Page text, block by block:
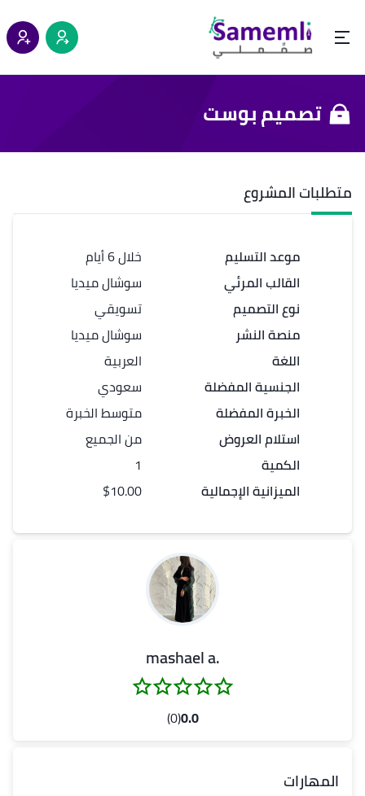
تصميم بوست
متطلبات المشروع
موعد التسليم
القالب المرئي
نوع التصميم
منصة النشر
اللغة
الجنسية المفضلة
الخبرة المفضلة
استلام العروض
الكمية
الميزانية الإجمالية
خلال 6 أيام
سوشال ميديا
تسويقي
سوشال ميديا
العربية
سعودي
متوسط الخبرة
من الجميع
1
$10.00
.mashael a
0.0
(0)
المهارات